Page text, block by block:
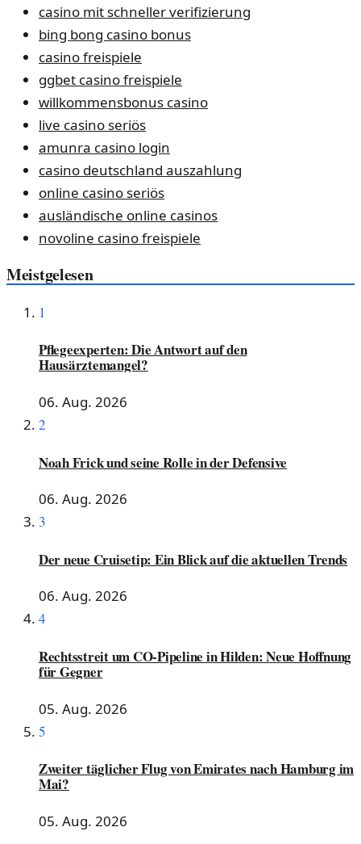
casino mit schneller verifizierung
bing bong casino bonus
casino freispiele
ggbet casino freispiele
willkommensbonus casino
live casino seriös
amunra casino login
casino deutschland auszahlung
online casino seriös
ausländische online casinos
novoline casino freispiele
Meistgelesen
1
Pflegeexperten: Die Antwort auf den
Hausärztemangel?
06. Aug. 2026
2
Noah Frick und seine Rolle in der Defensive
06. Aug. 2026
3
Der neue Cruisetip: Ein Blick auf die aktuellen Trends
06. Aug. 2026
4
Rechtsstreit um CO-Pipeline in Hilden: Neue Hoffnung
für Gegner
05. Aug. 2026
5
Zweiter täglicher Flug von Emirates nach Hamburg im
Mai?
05. Aug. 2026